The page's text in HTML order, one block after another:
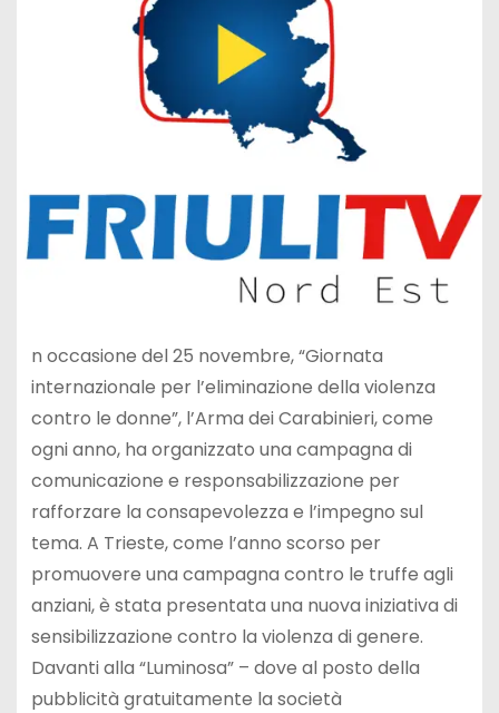
n occasione del 25 novembre, “Giornata
internazionale per l’eliminazione della violenza
contro le donne”, l’Arma dei Carabinieri, come
ogni anno, ha organizzato una campagna di
comunicazione e responsabilizzazione per
rafforzare la consapevolezza e l’impegno sul
tema. A Trieste, come l’anno scorso per
promuovere una campagna contro le truffe agli
anziani, è stata presentata una nuova iniziativa di
sensibilizzazione contro la violenza di genere.
Davanti alla “Luminosa” – dove al posto della
pubblicità gratuitamente la società